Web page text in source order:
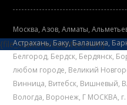
Mосква,Азов,Алматы,
Астрахань,Баку,Балашиха,
Белгород, Бердск, Бердянск,
любом городе, Великий
Винница, Витебск, Вишневый,
Вологда, Воронеж, Г МОСКВА,
{file_static/ru/counters.htm}